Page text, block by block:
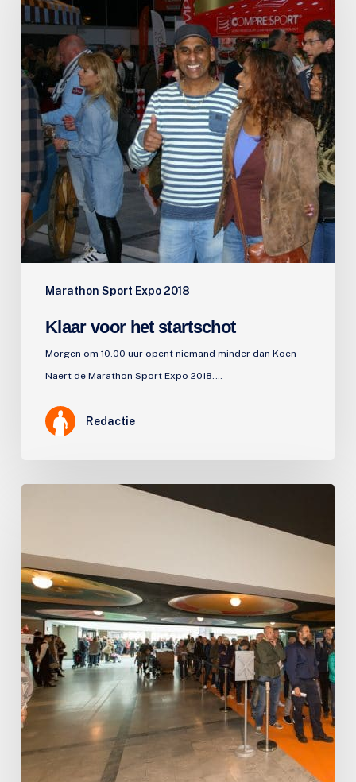
Marathon Sport Expo 2018
startschot
Klaar voor het startschot
Morgen om 10.00 uur opent niemand minder dan Koen
Naert de Marathon Sport Expo 2018.…
Redactie
2018